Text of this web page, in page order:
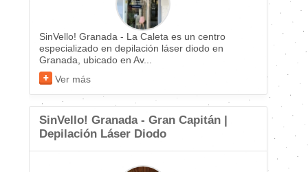
SinVello! Granada - La Caleta es un centro
especializado en depilación láser diodo en
Granada, ubicado en Av...
Ver más
SinVello! Granada - Gran Capitán |
Depilación Láser Diodo